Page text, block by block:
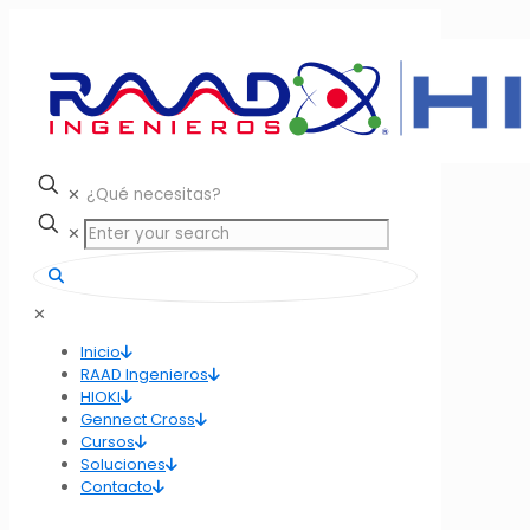
✕
✕
✕
Inicio
RAAD Ingenieros
HIOKI
Gennect Cross
Cursos
Soluciones
Contacto